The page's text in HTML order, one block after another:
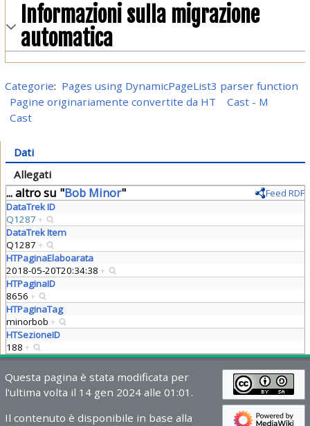
Informazioni sulla migrazione
automatica
Categorie: Pages using DynamicPageList3 parser function
Pagine originariamente convertite da HT
Cast - M
Cast
Dati
Allegati
... altro su "Bob Minor"
Feed RDF
DataTrek ID
Q1287 +
DataTrek Item
Q1287 +
HTPaginaElaboarata
2018-05-20T20:34:38 +
HTPaginaID
8656 +
HTPaginaTag
minorbob +
HTSezioneID
188 +
Questa pagina è stata modificata per
l'ultima volta il 14 gen 2024 alle 01:01.
Il contenuto è disponibile in base alla